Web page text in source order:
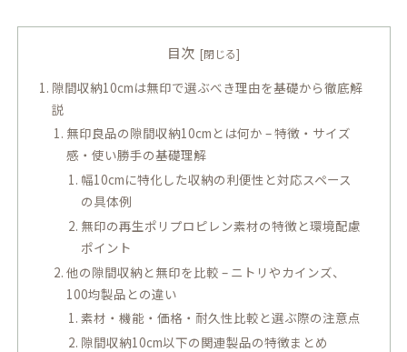
目次
隙間収納10cmは無印で選ぶべき理由を基礎から徹底解
説
無印良品の隙間収納10cmとは何か – 特徴・サイズ
感・使い勝手の基礎理解
幅10cmに特化した収納の利便性と対応スペース
の具体例
無印の再生ポリプロピレン素材の特徴と環境配慮
ポイント
他の隙間収納と無印を比較 – ニトリやカインズ、
100均製品との違い
素材・機能・価格・耐久性比較と選ぶ際の注意点
隙間収納10cm以下の関連製品の特徴まとめ